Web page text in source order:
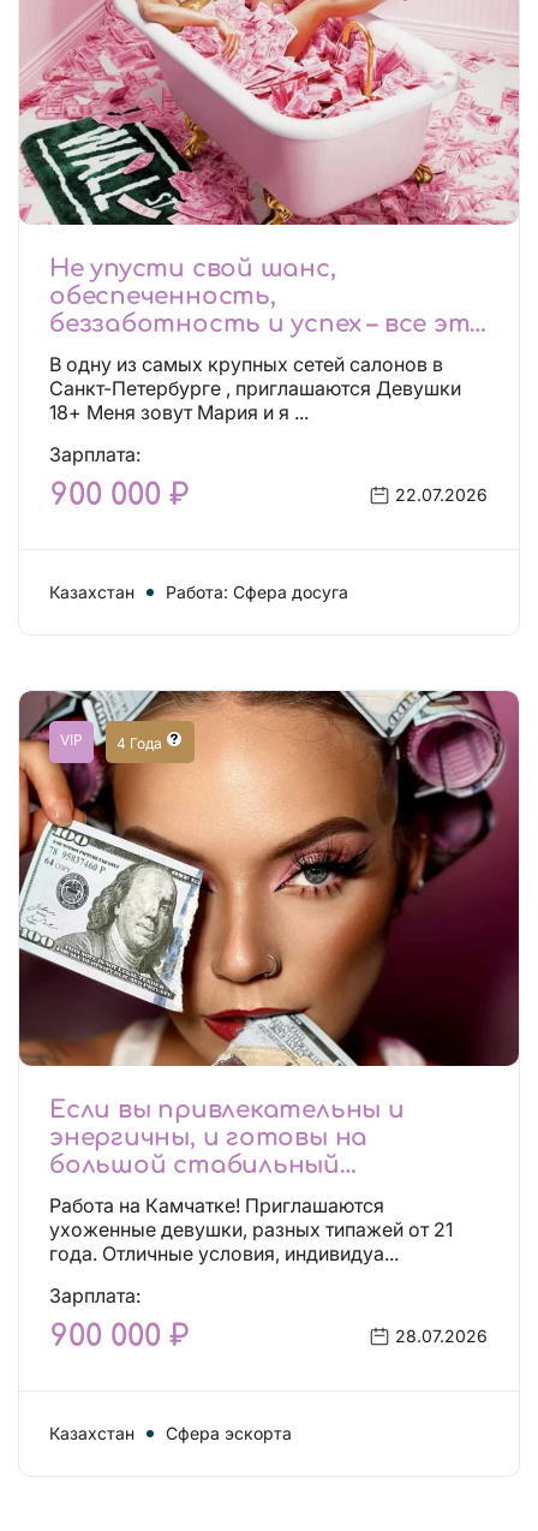
Не упусти свой шанс,
обеспеченность,
беззаботность и успех – все это
будет уже завтра, поспеши!
Лучшие условия!
В одну из самых крупных сетей салонов в
Санкт-Петербурге , приглашаются Девушки
18+ Меня зовут Мария и я ...
Зарплата:
900 000 ₽ 22.07.2026
Казахстан Работа: Сфера досуга
VIP 4 Года
Если вы привлекательны и
энергичны, и готовы на
большой стабильный
заработок, тогда вы уже нашли,
что искали!
Работа на Камчатке! Приглашаются
ухоженные девушки, разных типажей от 21
года. Отличные условия, индивидуа...
Зарплата:
900 000 ₽ 28.07.2026
Казахстан Сфера эскорта